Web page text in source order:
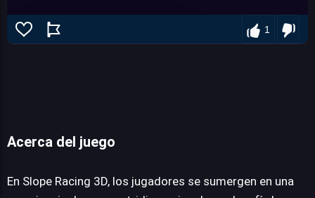
1
Acerca del juego
En Slope Racing 3D, los jugadores se sumergen en una